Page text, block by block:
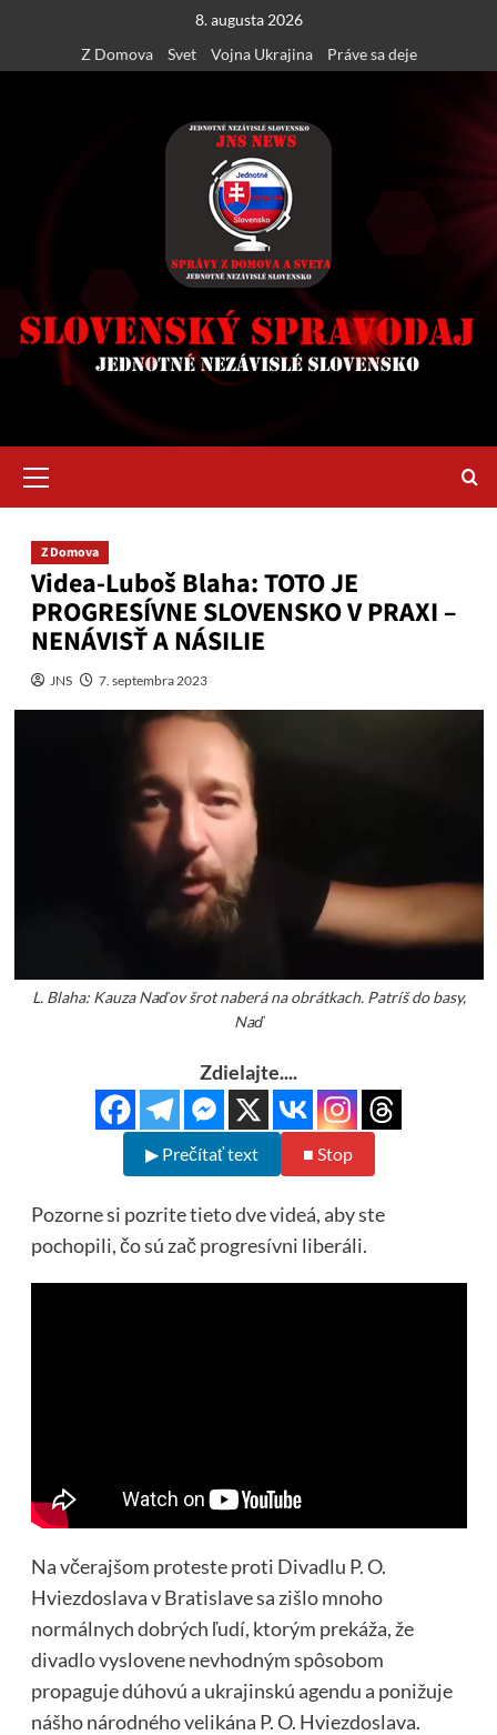
content
8. augusta 2026
Z Domova
Svet Vojna Ukrajina Práve sa deje
Menu
Z Domova
Videa-Luboš Blaha: TOTO JE
PROGRESÍVNE SLOVENSKO V PRAXI –
NENÁVISŤ A NÁSILIE
JNS 7. septembra 2023
L. Blaha: Kauza Naďov šrot naberá na obrátkach. Patríš do basy,
Naď
Zdielajte....
▶ Prečítať text ■ Stop
Pozorne si pozrite tieto dve videá, aby ste
pochopili, čo sú zač progresívni liberáli.
Na včerajšom proteste proti Divadlu P. O.
Hviezdoslava v Bratislave sa zišlo mnoho
normálnych dobrých ľudí, ktorým prekáža, že
divadlo vyslovene nevhodným spôsobom
propaguje dúhovú a ukrajinskú agendu a ponižuje
nášho národného velikána P. O. Hviezdoslava.